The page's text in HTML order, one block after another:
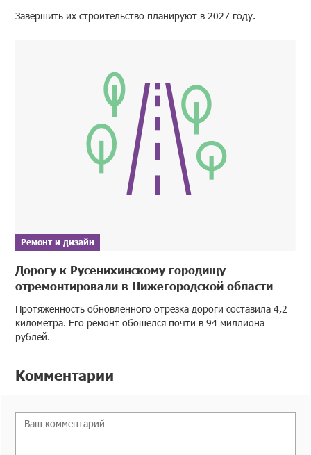
Завершить их строительство планируют в 2027 году.
Ремонт и дизайн
Дорогу к Русенихинскому городищу
отремонтировали в Нижегородской области
Протяженность обновленного отрезка дороги составила 4,2
километра. Его ремонт обошелся почти в 94 миллиона
рублей.
Комментарии